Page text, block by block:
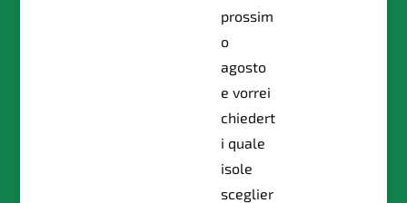
prossim
o
agosto
e vorrei
chiedert
i quale
isole
sceglier